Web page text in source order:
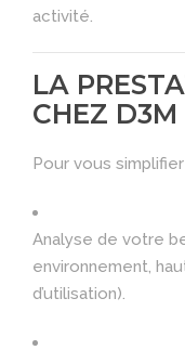
activité.
LA
CHEZ D3M
Pour vous
Analyse de votre
environnement,
d’utilisation).